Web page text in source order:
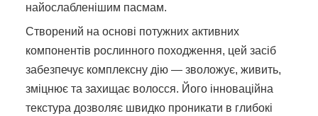
найослабленішим пасмам.
Створений на основі потужних активних
компонентів рослинного походження, цей засіб
забезпечує комплексну дію — зволожує, живить,
зміцнює та захищає волосся. Його інноваційна
текстура дозволяє швидко проникати в глибокі